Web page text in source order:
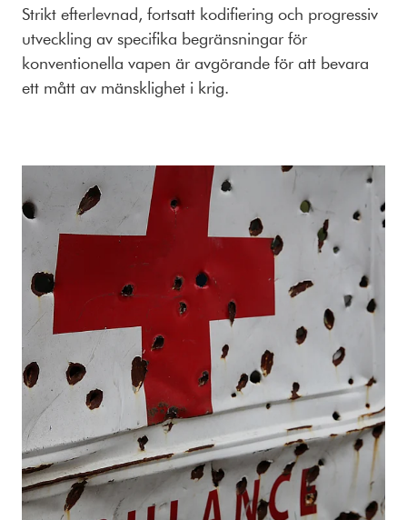
Strikt efterlevnad, fortsatt kodifiering och progressiv
utveckling av specifika begränsningar för
konventionella vapen är avgörande för att bevara
ett mått av mänsklighet i krig.